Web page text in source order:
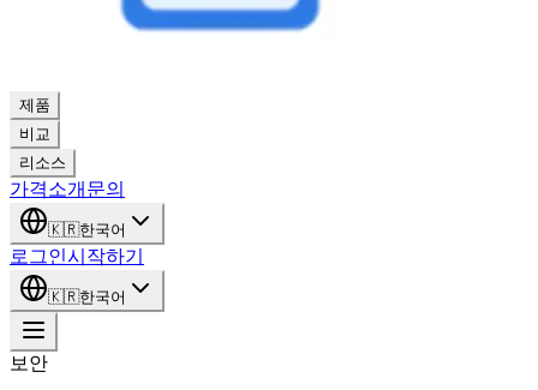
제품
비교
리소스
가격소개 문의
🇰🇷한국어
로그인시작하기
🇰🇷한국어
보안